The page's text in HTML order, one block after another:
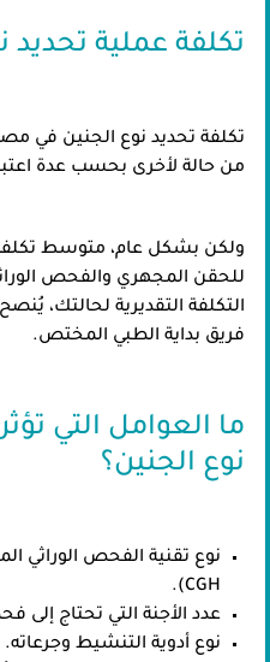
تكلفة عملية
تكلفة تحديد نوع الجنين في
من حالة لأخرى بحسب عدة
التكلفة التقديرية لحالتك،
فريق بداية الطبي المختص.
ما العوامل التي
نوع الجنين؟
CGH).
عدد الأجنة التي تحتاج إلى
نوع أدوية التنشيط وجرعاته.